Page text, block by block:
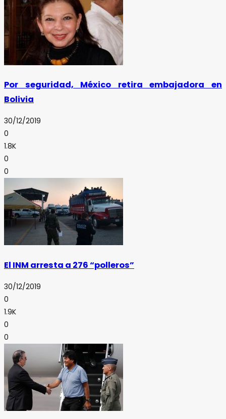
Por seguridad, México retira embajadora en
Bolivia
30/12/2019
0
1.8K
0
0
El INM arresta a 276 “polleros”
30/12/2019
0
1.9K
0
0